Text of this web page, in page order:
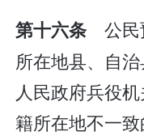
第十六条公
所在地县、自
人民政府兵役
籍所在地不一